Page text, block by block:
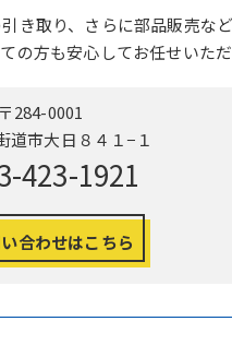
き取り、さらに部品販売な
の方も安心してお任せいただ
〒284-0001
道市大日８４１−１
423-1921
合わせはこちら